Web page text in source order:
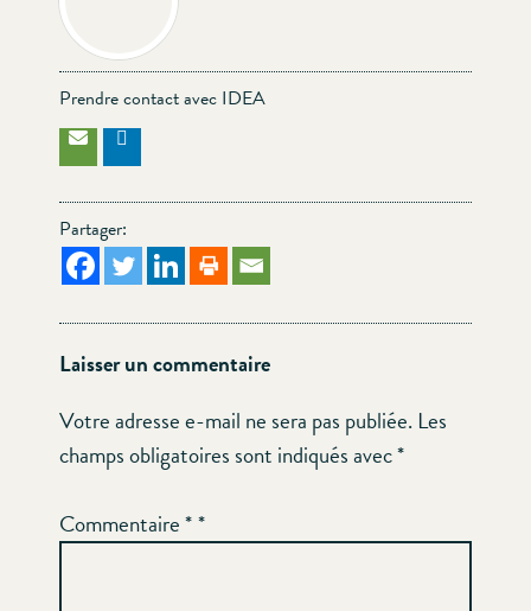
Prendre contact avec IDEA
Partager:
Laisser un commentaire
Votre adresse e-mail ne sera pas publiée. Les
champs obligatoires sont indiqués avec*
Commentaire*